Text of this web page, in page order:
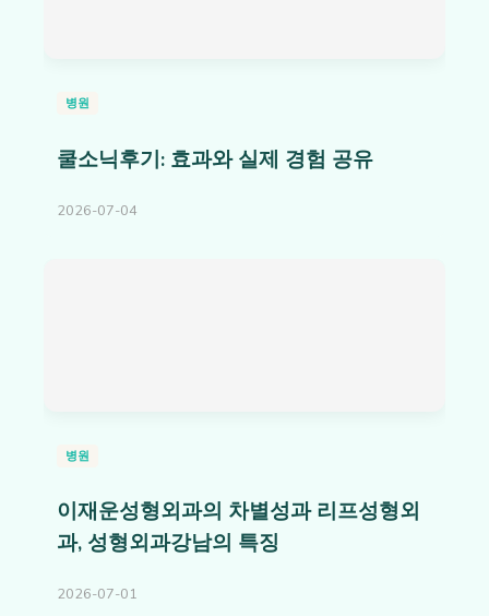
병원
쿨소닉후기: 효과와 실제 경험 공유
2026-07-04
병원
이재운성형외과의 차별성과 리프성형외
과, 성형외과강남의 특징
2026-07-01